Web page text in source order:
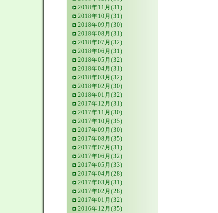
2018年11月(31)
2018年10月(31)
2018年09月(30)
2018年08月(31)
2018年07月(32)
2018年06月(31)
2018年05月(32)
2018年04月(31)
2018年03月(32)
2018年02月(30)
2018年01月(32)
2017年12月(31)
2017年11月(30)
2017年10月(35)
2017年09月(30)
2017年08月(35)
2017年07月(31)
2017年06月(32)
2017年05月(33)
2017年04月(28)
2017年03月(31)
2017年02月(28)
2017年01月(32)
2016年12月(35)